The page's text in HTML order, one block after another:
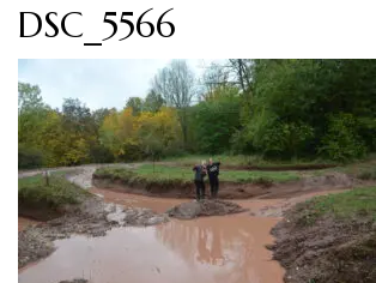
DSC_5566